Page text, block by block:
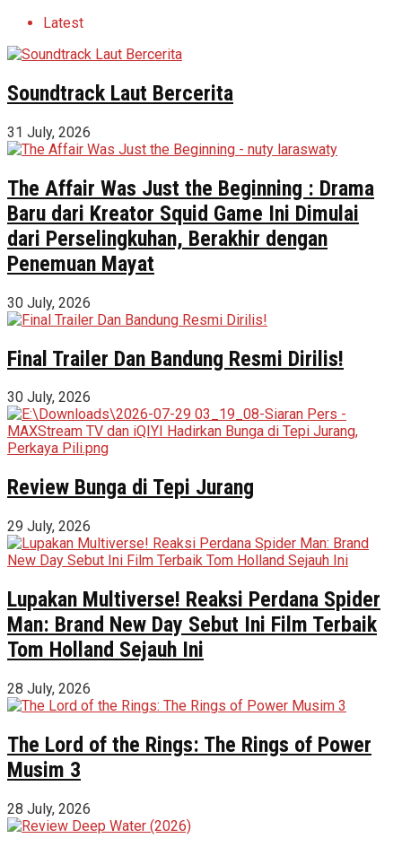
Latest
Soundtrack Laut Bercerita
31 July, 2026
The Affair Was Just the Beginning : Drama
Baru dari Kreator Squid Game Ini Dimulai
dari Perselingkuhan, Berakhir dengan
Penemuan Mayat
30 July, 2026
Final Trailer Dan Bandung Resmi Dirilis!
30 July, 2026
Review Bunga di Tepi Jurang
29 July, 2026
Lupakan Multiverse! Reaksi Perdana Spider
Man: Brand New Day Sebut Ini Film Terbaik
Tom Holland Sejauh Ini
28 July, 2026
The Lord of the Rings: The Rings of Power
Musim 3
28 July, 2026